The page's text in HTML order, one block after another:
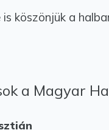
is köszönjük a
a Magyar